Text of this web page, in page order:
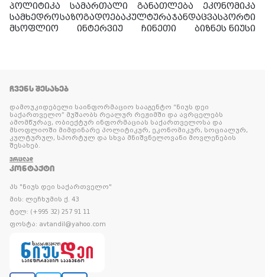
პოლიტიკა სამართალი განათლება
ეკონომიკა
სამხედროსაზოგადოებაკულტურაჯანდაცვასპორტი
მსოფლიო
ინტერვიუ ჩინეთი ბიზნეს ნიუსი
ᲩᲕᲔᲜᲡ ᲨᲔᲡᲐᲮᲔᲑ
დამოუკიდებელი საინფორმაციო სააგენტო “ნიუს დეი
საქართველო” მუშაობს რეალურ რეჟიმში და ავრცელებს
ამომწურავ, ობიექტურ ინფორმაციას საქართველოსა და
მსოფლიოში მიმდინარე პოლიტიკურ, ეკონომიკურ, სოციალურ,
კულტურულ, სპორტულ და სხვა მნიშვნელოვანი მოვლენების
შესახებ.
ᲕᲠᲪᲚᲐᲓ
ᲙᲝᲜᲢᲐᲥᲢᲘ
პს "ნიუს დეი საქართველო"
მის: ლეჩხუმის ქ. 43
ტელ: (+995 32) 257 91 11
ფოსტა: avtandil@yahoo.com